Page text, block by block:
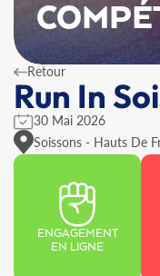
Retour
Run In
30 Mai 2026
Soissons - Hauts De
ENGAGEMENT
EN LIGNE